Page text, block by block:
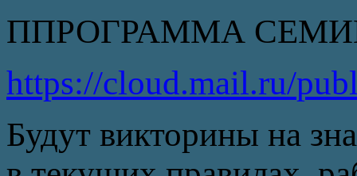
ППРОГРАММА
https://cloud.mail.ru/
Будут викторины на